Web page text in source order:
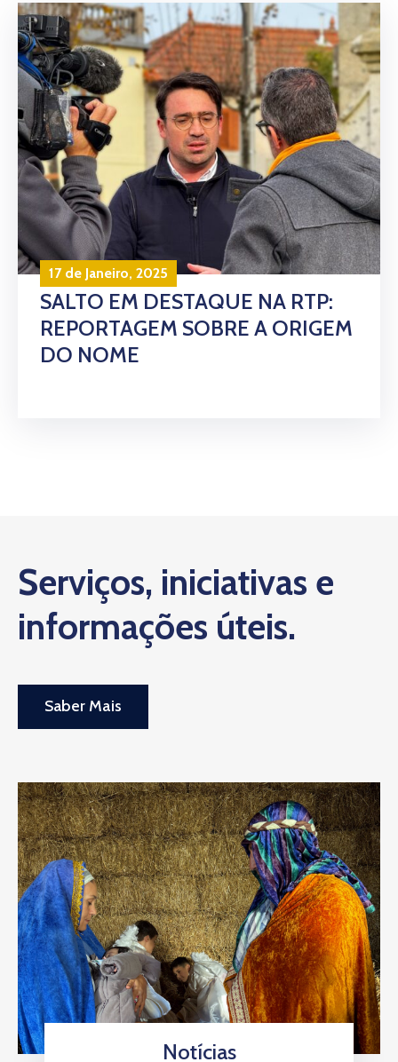
17 de Janeiro, 2025
SALTO EM DESTAQUE NA RTP:
REPORTAGEM SOBRE A ORIGEM
DO NOME
Serviços, iniciativas e
informações úteis.
Saber Mais
Notícias